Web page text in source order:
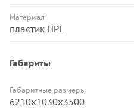
Материал
пластик HPL
Габариты
Габаритные размеры
6210х1030х3500